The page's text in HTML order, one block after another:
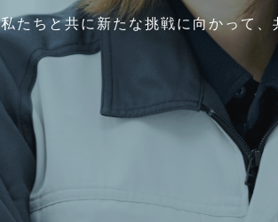
私たちと共に新たな挑戦に向かって、